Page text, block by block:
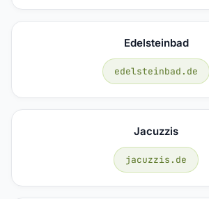
Edelsteinbad
edelsteinbad.de
Jacuzzis
jacuzzis.de